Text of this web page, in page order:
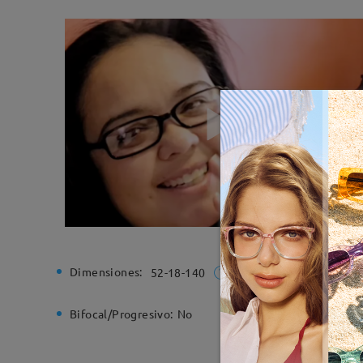
Dimensiones: 52-18-140 Ancho
Bifocal/Progresivo: No Bisagra